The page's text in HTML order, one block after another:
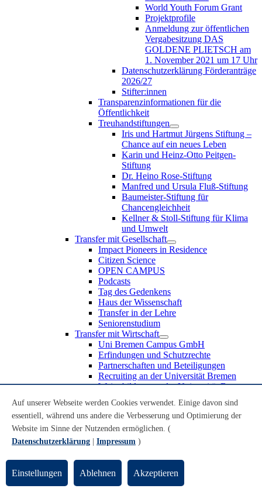
World Youth Forum Grant
Projektprofile
Anmeldung zur öffentlichen
Vergabesitzung DAS
GOLDENE PLIETSCH am
1. November 2021 um 17 Uhr
Datenschutzerklärung Förderanträge
2026/27
Stifter:innen
Transparenzinformationen für die
Öffentlichkeit
Treuhandstiftungen
Iris und Hartmut Jürgens Stiftung –
Chance auf ein neues Leben
Karin und Heinz-Otto Peitgen-
Stiftung
Dr. Heino Rose-Stiftung
Manfred und Ursula Fluß-Stiftung
Baumeister-Stiftung für
Chancengleichheit
Kellner & Stoll-Stiftung für Klima
und Umwelt
Transfer mit Gesellschaft
Impact Pioneers in Residence
Citizen Science
OPEN CAMPUS
Podcasts
Tag des Gedenkens
Haus der Wissenschaft
Transfer in der Lehre
Seniorenstudium
Transfer mit Wirtschaft
Uni Bremen Campus GmbH
Erfindungen und Schutzrechte
Partnerschaften und Beteiligungen
Recruiting an der Universität Bremen
Weiterbildung an der Universität Bremen
Schülerinnen und Schüler
MINT-Schnupperstudium
Schulklassen
Lehrkräfte
UniTransfer - Servicestelle für Transferaktivitäten
Transfermagazin der Universität Bremen
Auf unserer Webseite werden Cookies verwendet. Einige davon sind
essentiell, während uns andere die Verbesserung und Optimierung der
Website im Sinne der Nutzenden ermöglichen. (
Datenschutzerklärung
Impressum )
Einstellungen Ablehnen Akzeptieren